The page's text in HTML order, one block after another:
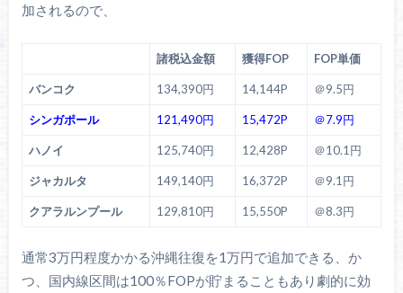
加されるので、
諸税込金額 獲得FOP FOP単価
バンコク 134,390円 14,144P ＠9.5円
シンガポール 121,490円 15,472P ＠7.9円
ハノイ 125,740円 12,428P ＠10.1円
ジャカルタ 149,140円 16,372P ＠9.1円
クアラルンプール 129,810円 15,550P ＠8.3円
通常3万円程度かかる沖縄往復を1万円で追加できる、か
つ、国内線区間は100％FOPが貯まることもあり劇的に効